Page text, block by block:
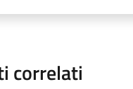
correlati